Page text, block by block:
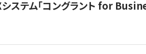
ステム「コングラント for